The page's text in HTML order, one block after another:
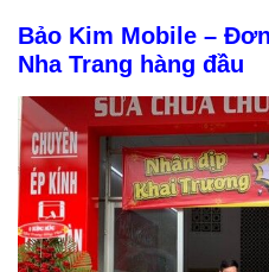
Bảo Kim Mobile –
Nha Trang hàng đầu